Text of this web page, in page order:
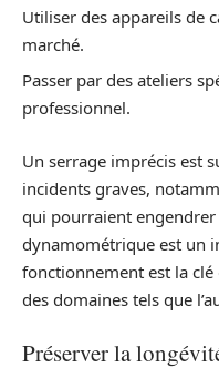
Utiliser des appareils de
marché.
Passer par des ateliers
professionnel.
Un serrage imprécis est
incidents graves,
qui pourraient engendrer
dynamométrique est un
fonctionnement est la
des domaines tels que
Préserver la